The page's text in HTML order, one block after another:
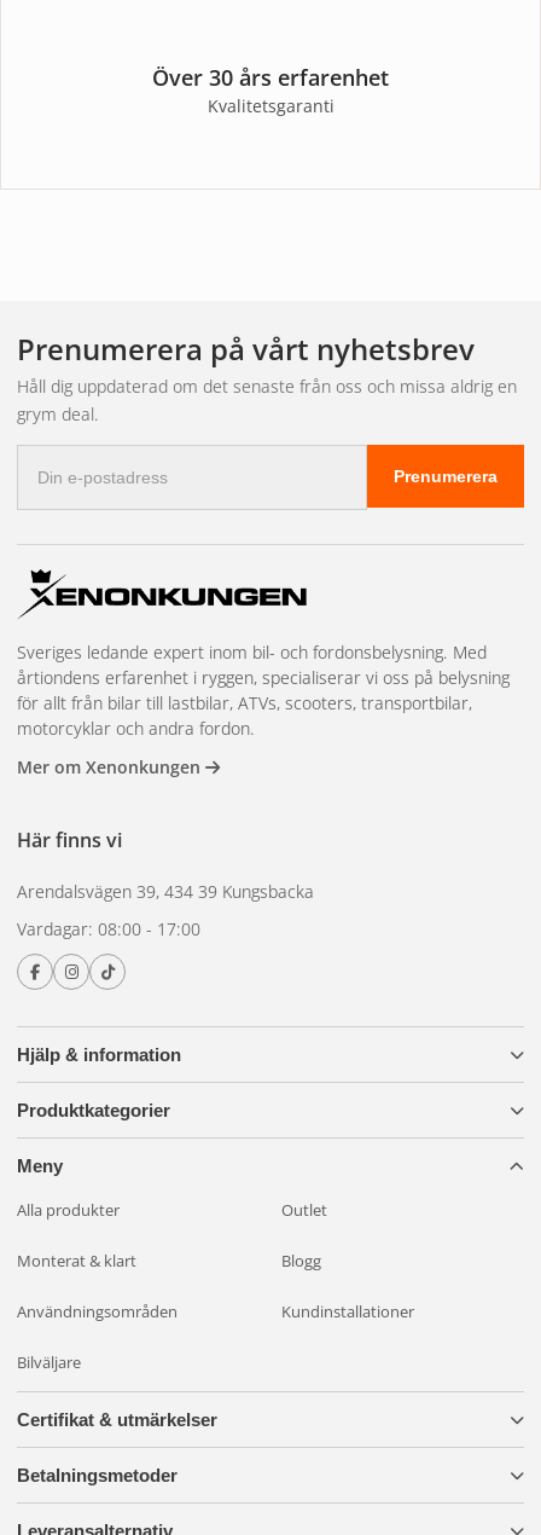
Över 30 års erfarenhet
Kvalitetsgaranti
Prenumerera på vårt nyhetsbrev
Håll dig uppdaterad om det senaste från oss och missa aldrig en
grym deal.
postadress
Prenumerera
Hjälp & information
Produktkategorier
Meny
Alla produkter Outlet
Monterat & klart Blogg
Användningsområden Kundinstallationer
Bilväljare
Sveriges ledande expert inom bil- och fordonsbelysning. Med
årtiondens erfarenhet i ryggen, specialiserar vi oss på belysning
för allt från bilar till lastbilar, ATVs, scooters, transportbilar,
motorcyklar och andra fordon.
Mer om Xenonkungen
Här finns vi
Arendalsvägen 39, 434 39 Kungsbacka
Vardagar: 08:00 - 17:00
Certifikat & utmärkelser
Betalningsmetoder